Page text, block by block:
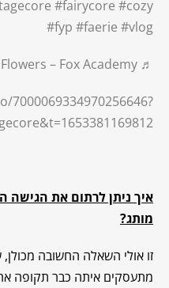
#fairycore #cozy
#fyp #faerie #vlog
♬ Choking on Flowers – Fox Academy
איך ניתן לרתום את הגישה
מותג?
זו אולי השאלה החשובה
מתעסקים איתה כבר תקופה